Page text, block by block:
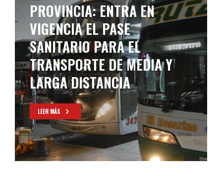
CORONAVIRUS EN LA
PROVINCIA: MÁS DE 29 MIL
CONTAGIOS Y 31 MUERTES
LEER MÁS